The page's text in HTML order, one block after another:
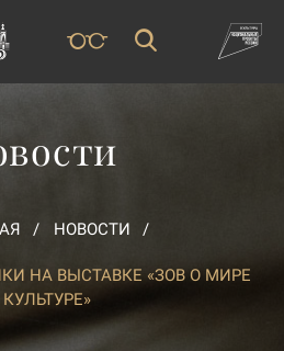
НОВОСТИ
НА ВЫСТАВКЕ «ЗОВ О МИРЕ